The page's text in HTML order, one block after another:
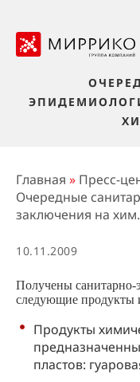
Главная » Пресс-
Очередные
заключения на
10.11.2009
Получены санитарно-
следующие продукты
Продукты
пластов: